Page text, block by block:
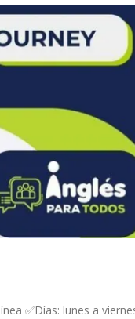
✅Días: lunes a